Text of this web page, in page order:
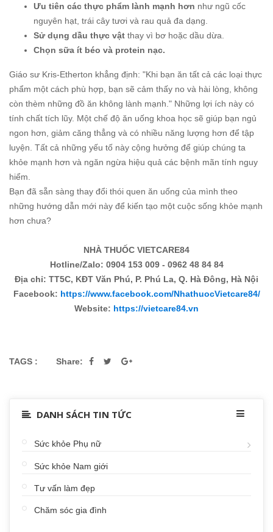
Ưu tiên các thực phẩm lành mạnh hơn như ngũ cốc
nguyên hạt, trái cây tươi và rau quả đa dạng.
Sử dụng dầu thực vật thay vì bơ hoặc dầu dừa.
Chọn sữa ít béo và protein nạc.
Giáo sư Kris-Etherton khẳng định: "Khi bạn ăn tất cả các loại thực
phẩm một cách phù hợp, bạn sẽ cảm thấy no và hài lòng, không
còn thèm những đồ ăn không lành mạnh." Những lợi ích này có
tính chất tích lũy. Một chế độ ăn uống khoa học sẽ giúp bạn ngủ
ngon hơn, giảm căng thẳng và có nhiều năng lượng hơn để tập
luyện. Tất cả những yếu tố này cộng hưởng để giúp chúng ta
khỏe mạnh hơn và ngăn ngừa hiệu quả các bệnh mãn tính nguy
hiểm.
Bạn đã sẵn sàng thay đổi thói quen ăn uống của mình theo
những hướng dẫn mới này để kiến tạo một cuộc sống khỏe mạnh
hơn chưa?
NHÀ THUỐC VIETCARE84
Hotline/Zalo: 0904 153 009 - 0962 48 84 84
Địa chỉ: TT5C, KĐT Văn Phú, P. Phú La, Q. Hà Đông, Hà Nội
Facebook: https://www.facebook.com/NhathuocVietcare84/
Website: https://vietcare84.vn
TAGS : Share:
DANH SÁCH TIN TỨC
Sức khỏe Phụ nữ
Sức khỏe Nam giới
Tư vấn làm đẹp
Chăm sóc gia đình